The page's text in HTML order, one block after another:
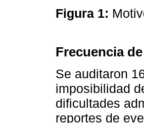
Figura 1:
Frecuencia
Se auditaron
imposibilidad
dificultades
reportes de